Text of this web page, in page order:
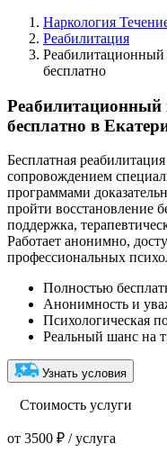
Наркология
Реабилитация
Реабилитационный
бесплатно
Реабилитационный
бесплатно в
Бесплатная
сопровождением
программами
пройти восстановление
поддержка,
Работает анонимно,
профессиональных
Полностью
Анонимность и
Психологическая
Реальный шанс на
Узнать условия
Стоимость услуги
от 3500 ₽ / услуга